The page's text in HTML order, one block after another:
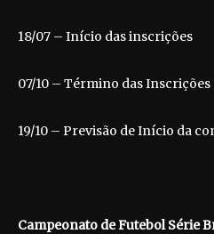
18/07 – Início das inscrições
07/10 – Término das Inscrições
19/10 – Previsão de Início da
Campeonato de Futebol Série